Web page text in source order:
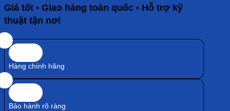
Giá tốt • Giao hàng toàn quốc • Hỗ trợ kỹ
thuật tận nơi
Hàng chính hãng
Bảo hành rõ ràng